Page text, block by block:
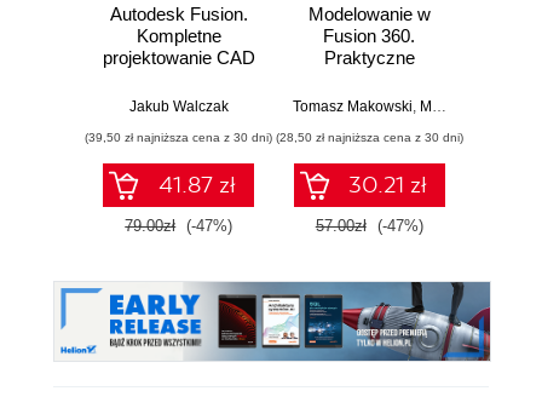
Autodesk Fusion.
Kompletne
projektowanie CAD
Jakub Walczak
(39,50 zł najniższa cena z 30 dni)
41.87 zł
79.00zł (-47%)
Modelowanie w
Fusion 360.
Praktyczne
Tomasz Makowski, Marcelina Jałowiec
(28,50 zł najniższa cena z 30 dni)
30.21 zł
57.00zł (-47%)